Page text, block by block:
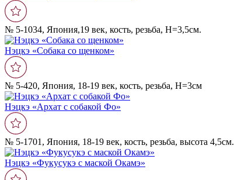
№ 5-1034, Япония,19 век, кость, резьба, Н=3,5см.
Нэцкэ «Собака со щенком»
№ 5-420, Япония, 18-19 век, кость, резьба, Н=3см
Нэцкэ «Архат с собакой Фо»
№ 5-1701, Япония, 18-19 век, кость, резьба, высота 4,5см.
Нэцкэ «Фукусукэ с маской Окамэ»